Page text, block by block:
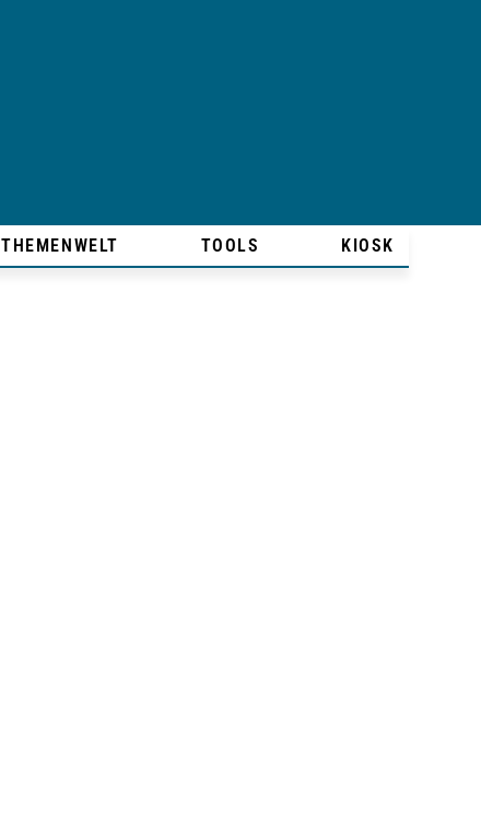
THEMENWELT TOOLS KIOSK